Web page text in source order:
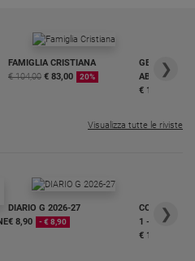
FAMIGLIA CRISTIANA
€ 104,00 € 83,00 20%
GBABY
€ 16,99
❯
Visualizza tutte le riviste
DIARIO G 2026-27
€ 8,90
- € 8,90
COLLANA
1 - 2
€ 18,50
❯